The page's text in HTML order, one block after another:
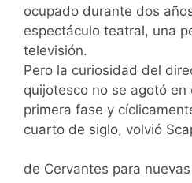
ocupado durante dos
espectáculo teatral, una
televisión.
Pero la curiosidad del
quijotesco no se agotó en
primera fase y
cuarto de siglo, volvió
de Cervantes para